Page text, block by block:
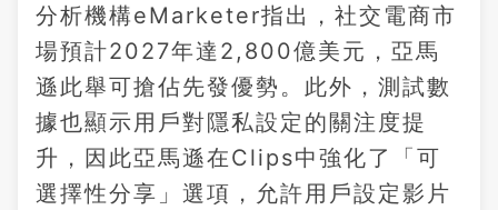
分析機構eMarketer指出，社交電商市
場預計2027年達2,800億美元，亞馬
遜此舉可搶佔先發優勢。此外，測試數
據也顯示用戶對隱私設定的關注度提
升，因此亞馬遜在Clips中強化了「可
選擇性分享」選項，允許用戶設定影片